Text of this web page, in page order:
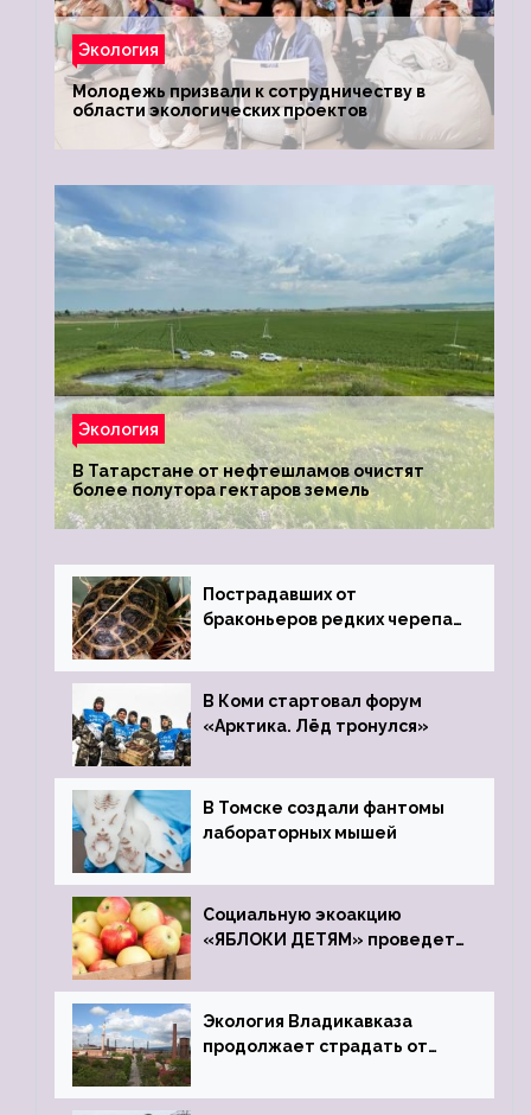
Экология
Молодежь призвали к сотрудничеству в
области экологических проектов
Экология
В Татарстане от нефтешламов очистят
более полутора гектаров земель
Пострадавших от
браконьеров редких черепах
зоопарк
В Коми стартовал форум
«Арктика. Лёд тронулся»
В Томске создали фантомы
лабораторных мышей
Социальную экоакцию
«ЯБЛОКИ ДЕТЯМ» проведет
Экология Владикавказа
продолжает страдать от